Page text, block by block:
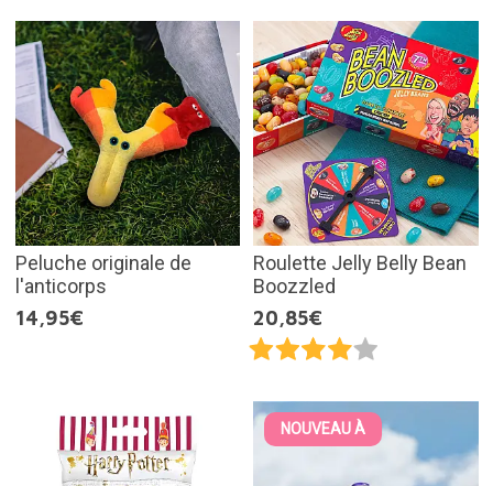
Peluche originale de
l'anticorps
14,95€
Roulette Jelly Belly Bean
Boozzled
20,85€
NOUVEAU À